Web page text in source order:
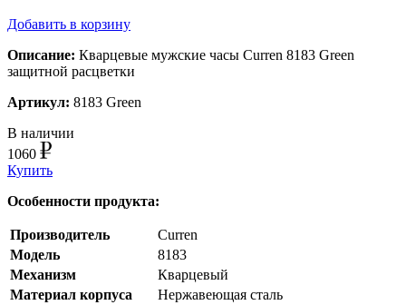
Добавить в корзину
Описание: Кварцевые мужские часы Curren 8183 Green
защитной расцветки
Артикул: 8183 Green
В наличии
1060
Купить
Особенности продукта:
Производитель
Curren
Модель
8183
Механизм
Кварцевый
Материал корпуса
Нержавеющая сталь